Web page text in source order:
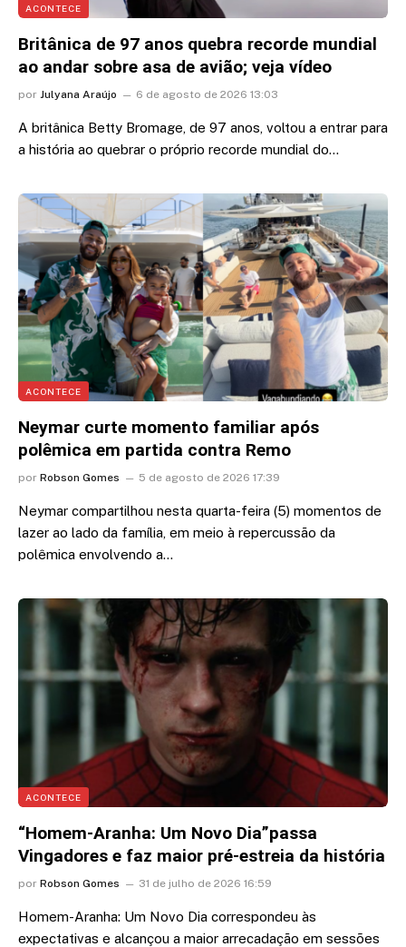
ACONTECE
Britânica de 97 anos quebra recorde mundial
ao andar sobre asa de avião; veja vídeo
por Julyana Araújo 6 de agosto de 2026 13:03
A britânica Betty Bromage, de 97 anos, voltou a entrar para
a história ao quebrar o próprio recorde mundial do…
ACONTECE
Neymar curte momento familiar após
polêmica em partida contra Remo
por Robson Gomes 5 de agosto de 2026 17:39
Neymar compartilhou nesta quarta-feira (5) momentos de
lazer ao lado da família, em meio à repercussão da
polêmica envolvendo a…
ACONTECE
“Homem-Aranha: Um Novo Dia”passa
Vingadores e faz maior pré-estreia da história
por Robson Gomes 31 de julho de 2026 16:59
Homem-Aranha: Um Novo Dia correspondeu às
expectativas e alcançou a maior arrecadação em sessões